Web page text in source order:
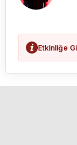
Etkinliğe